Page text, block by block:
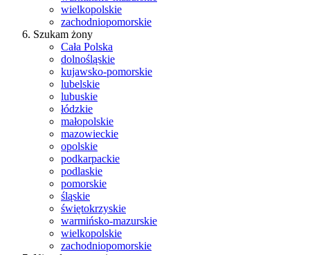
wielkopolskie
zachodniopomorskie
Szukam żony
Cała Polska
dolnośląskie
kujawsko-pomorskie
lubelskie
lubuskie
łódzkie
małopolskie
mazowieckie
opolskie
podkarpackie
podlaskie
pomorskie
śląskie
świętokrzyskie
warmińsko-mazurskie
wielkopolskie
zachodniopomorskie